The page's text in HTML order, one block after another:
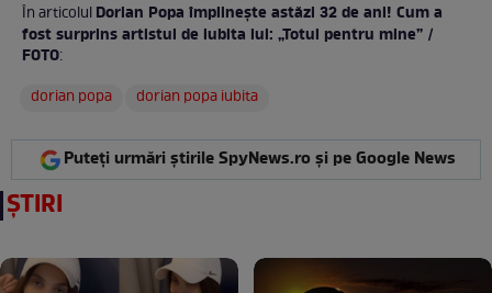
În articolulDorian Popa împlinește astăzi 32 de ani! Cum a
fost surprins artistul de iubita lui: „Totul pentru mine” /
FOTO:
dorian popa
dorian popa iubita
Puteți urmări știrile SpyNews.ro și pe Google News
ȘTIRI